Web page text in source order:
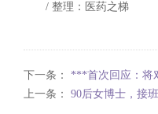
/ 整理：医药之梯
下一条： ***首次回应：将
上一条： 90后女博士，接